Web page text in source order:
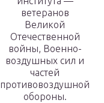
ветеранов
Великой
Отечественной
войны, Военно-
воздушных сил и
частей
противовоздушной
обороны.